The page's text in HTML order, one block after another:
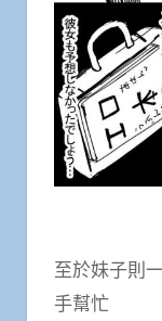
至於妹子則
手幫忙